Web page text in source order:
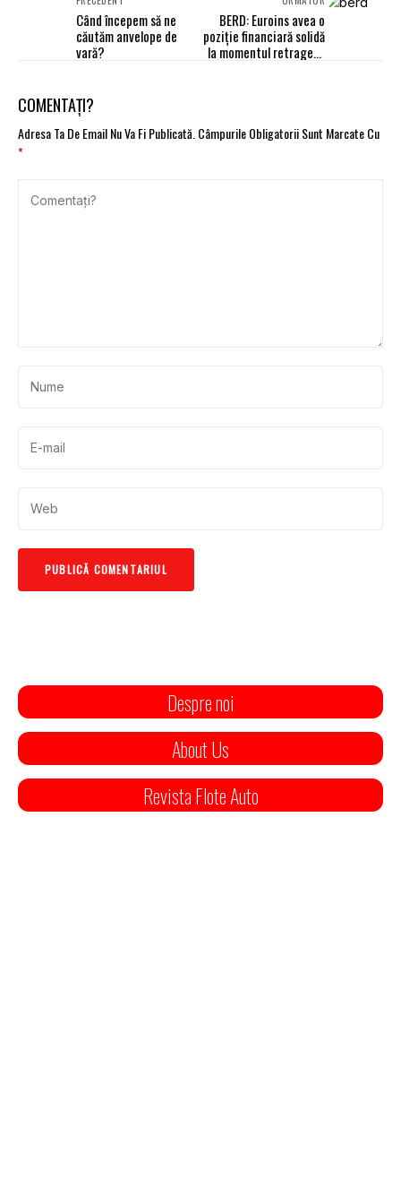
Când începem să ne
căutăm anvelope de
vară?
BERD: Euroins avea o
poziţie financiară solidă
la momentul retragerii
COMENTAȚI?
Adresa Ta De Email Nu Va Fi Publicată.Câmpurile Obligatorii Sunt Marcate Cu
*
Despre noi
About Us
Revista Flote Auto